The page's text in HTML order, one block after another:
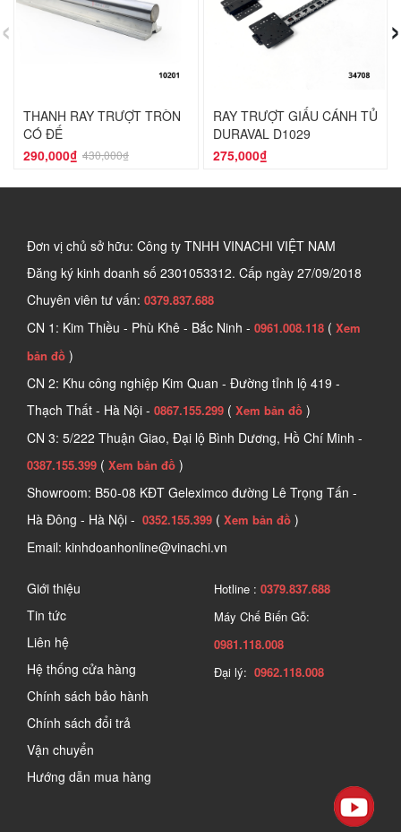
THANH RAY TRƯỢT TRÒN
CÓ ĐẾ
290,000₫ 430,000₫
RAY TRƯỢT GIẤU CÁNH TỦ
DURAVAL D1029
275,000₫
‹ ›
Đơn vị chủ sở hữu: Công ty TNHH VINACHI VIỆT NAM
Đăng ký kinh doanh số 2301053312. Cấp ngày 27/09/2018
Chuyên viên tư vấn: 0379.837.688
CN 1: Kim Thiều - Phù Khê - Bắc Ninh - 0961.008.118 ( Xem
bản đồ )
CN 2: Khu công nghiệp Kim Quan - Đường tỉnh lộ 419 -
Thạch Thất - Hà Nội - 0867.155.299 ( Xem bản đồ )
CN 3: 5/222 Thuận Giao, Đại lộ Bình Dương, Hồ Chí Minh -
0387.155.399 ( Xem bản đồ )
Showroom: B50-08 KĐT Geleximco đường Lê Trọng Tấn -
Hà Đông - Hà Nội - 0352.155.399 ( Xem bản đồ )
Email: kinhdoanhonline@vinachi.vn
Giới thiệu
Tin tức
Liên hệ
Hệ thống cửa hàng
Chính sách bảo hành
Chính sách đổi trả
Vận chuyển
Hướng dẫn mua hàng
Hotline : 0379.837.688
Máy Chế Biến Gỗ:
0981.118.008
Đại lý: 0962.118.008